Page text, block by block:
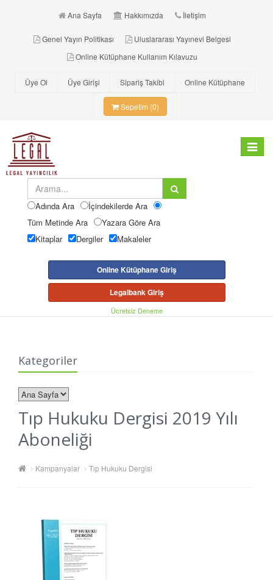
Ana Sayfa Hakkımızda İletişim
Genel Yayın Politikası
Uluslararası Yayınevi Belgesi
Online Kütüphane Kullanım Kılavuzu
Üye Ol Üye Girişi Sipariş Takibi Online Kütüphane
Sepetim (0)
Toggle
Adında Ara
İçindekilerde Ara
Tüm Metinde Ara
Yazara Göre Ara
Kitaplar
Dergiler Makaleler
Online Kütüphane Giriş
Legalbank Giriş
Ücretsiz Deneme
Kategoriler
Tıp Hukuku Dergisi 2019 Yılı
Aboneliği
Kampanyalar Tıp Hukuku Dergisi